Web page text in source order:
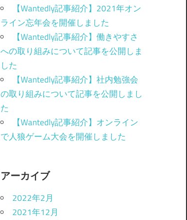
【Wantedly記事紹介】2021年オン
ライン忘年会を開催しました
【Wantedly記事紹介】働きやすさ
への取り組みについて記事を公開しま
した
【Wantedly記事紹介】社内勉強会
の取り組みについて記事を公開しまし
た
【Wantedly記事紹介】オンライン
で人狼ゲーム大会を開催しました
アーカイブ
2022年2月
2021年12月